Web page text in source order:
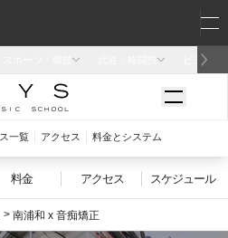
料金 アクセス スケジュール
南浦和 x 音痴矯正